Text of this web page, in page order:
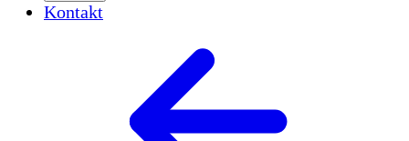
Kontakt